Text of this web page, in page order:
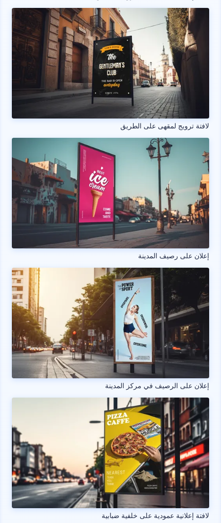
لافتة ترويج لمقهى على الطريق
إعلان على رصيف المدينة
إعلان على الرصيف في مركز المدينة
لافتة إعلانية عمودية على خلفية ضبابية